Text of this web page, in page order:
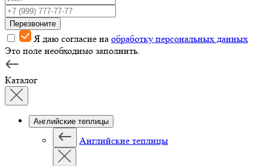
Перезвоните
Я даю согласие на обработку персональных данных
Это поле необходимо заполнить.
Каталог
Английские теплицы
Английские теплицы